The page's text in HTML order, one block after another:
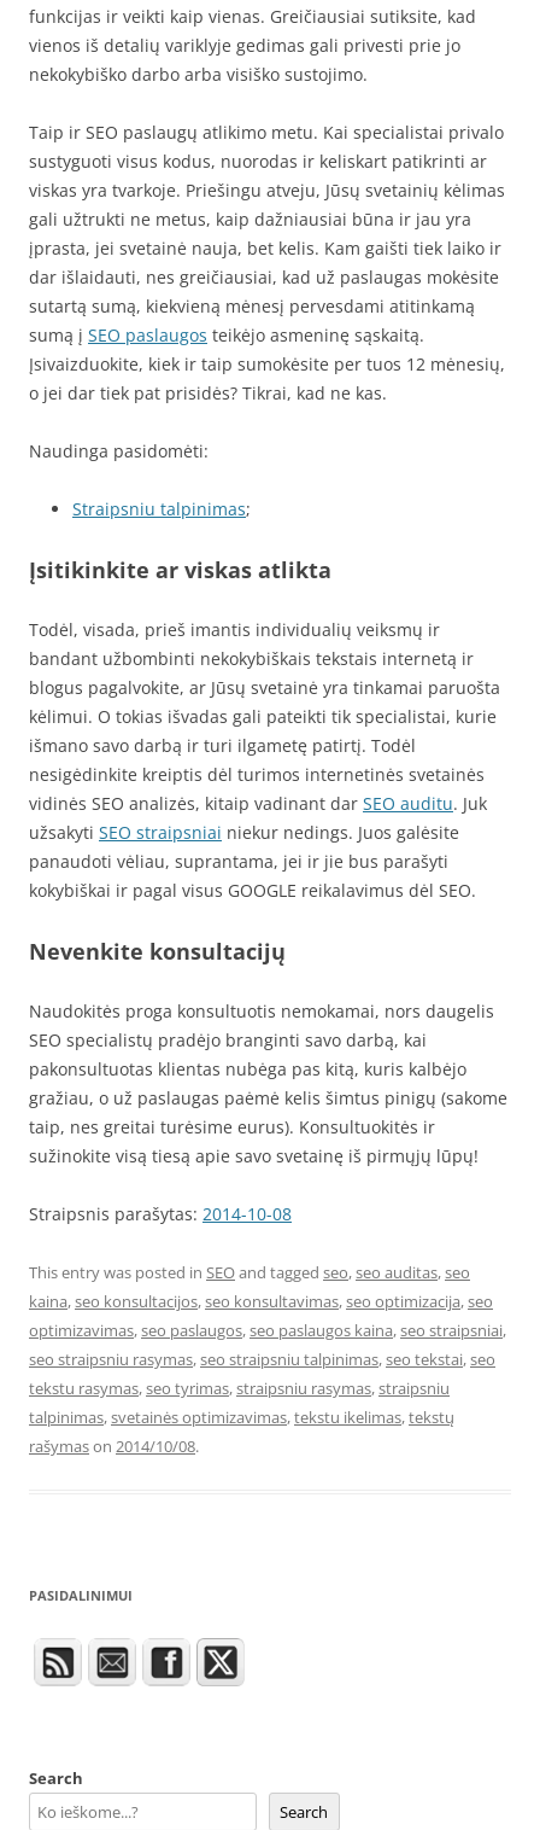
funkcijas ir veikti kaip vienas. Greičiausiai sutiksite, kad
vienos iš detalių variklyje gedimas gali privesti prie jo
nekokybiško darbo arba visiško sustojimo.
Taip ir SEO paslaugų atlikimo metu. Kai specialistai privalo
sustyguoti visus kodus, nuorodas ir keliskart patikrinti ar
viskas yra tvarkoje. Priešingu atveju, Jūsų svetainių kėlimas
gali užtrukti ne metus, kaip dažniausiai būna ir jau yra
įprasta, jei svetainė nauja, bet kelis. Kam gaišti tiek laiko ir
dar išlaidauti, nes greičiausiai, kad už paslaugas mokėsite
sutartą sumą, kiekvieną mėnesį pervesdami atitinkamą
sumą į SEO paslaugos teikėjo asmeninę sąskaitą.
Įsivaizduokite, kiek ir taip sumokėsite per tuos 12 mėnesių,
o jei dar tiek pat prisidės? Tikrai, kad ne kas.
Naudinga pasidomėti:
Straipsniu talpinimas;
Įsitikinkite ar viskas atlikta
Todėl, visada, prieš imantis individualių veiksmų ir
bandant užbombinti nekokybiškais tekstais internetą ir
blogus pagalvokite, ar Jūsų svetainė yra tinkamai paruošta
kėlimui. O tokias išvadas gali pateikti tik specialistai, kurie
išmano savo darbą ir turi ilgametę patirtį. Todėl
nesigėdinkite kreiptis dėl turimos internetinės svetainės
vidinės SEO analizės, kitaip vadinant dar SEO auditu. Juk
užsakyti SEO straipsniai niekur nedings. Juos galėsite
panaudoti vėliau, suprantama, jei ir jie bus parašyti
kokybiškai ir pagal visus GOOGLE reikalavimus dėl SEO.
Nevenkite konsultacijų
Naudokitės proga konsultuotis nemokamai, nors daugelis
SEO specialistų pradėjo branginti savo darbą, kai
pakonsultuotas klientas nubėga pas kitą, kuris kalbėjo
gražiau, o už paslaugas paėmė kelis šimtus pinigų (sakome
taip, nes greitai turėsime eurus). Konsultuokitės ir
sužinokite visą tiesą apie savo svetainę iš pirmųjų lūpų!
Straipsnis parašytas: 2014-10-08
This entry was posted in SEOand tagged seo,seo auditas,seo
kaina,seo konsultacijos,seo konsultavimas,seo optimizacija,seo
optimizavimas,seo paslaugos,seo paslaugos kaina,seo straipsniai,
seo straipsniu rasymas,seo straipsniu talpinimas,seo tekstai,seo
tekstu rasymas,seo tyrimas,straipsniu rasymas,straipsniu
talpinimas,svetainės optimizavimas,tekstu ikelimas,tekstų
rašymason 2014/10/08.
PASIDALINIMUI
Search
Search